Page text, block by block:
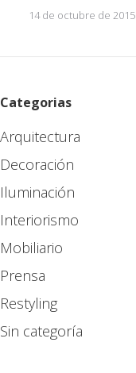
14 de octubre de 2015
Categorias
Arquitectura
Decoración
Iluminación
Interiorismo
Mobiliario
Prensa
Restyling
Sin categoría